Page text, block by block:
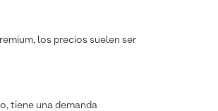
los precios suelen ser
tiene una demanda